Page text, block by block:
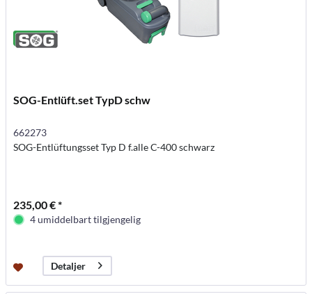
SOG-Entlüft.set TypD schw
662273
SOG-Entlüftungsset Typ D f.alle C-400 schwarz
235,00 € *
4 umiddelbart tilgjengelig
Detaljer